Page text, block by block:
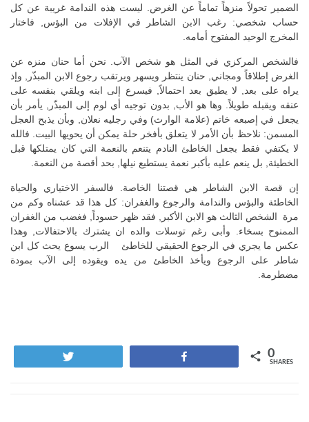
الضمير تحولاً منزهاً تماماً عن الغرض. ليست هذه الندامة غريبة عن كل
حساب شخصي: رغب الابن الشاطر في الإفلات من البؤس, فاختار
المخرج الوحيد المفتوح أمامه.
فالشخص المركزي في المثل هو شخص الآب. نحن أما حنان منزه عن
الغرض إطلاقاً ومجاني, حنان ينتظر ويسهر ويرتقب رجوع الابن المبذّر, وإذ
يراه على بعد, لا يطيق بعد احتمالاً, فيسرع إلى ابنه ويلقي بنفسه على
عنقه ويقبله طويلاً. وها هو الأب, بدون توجيه أي لوم إلى المبذّر, يأمر بأن
يجعل في إصبعه خاتم (علامة الوارث) وفي رجليه نعلان, وبأن يذبح العجل
المسمن: نلاحظ بأن الأمر لا يتعلق بأفخر حلة يمكن أن يحويها البيت. فالله
لا يكتفي فقط بجعل الخاطئ النادم يتنعم بالنعمة التي كان يمتلكها قبل
الخطيئة, بل ينعم عليه بأكبر نعمة يستطيع نيلها, بحد أقصة من النعمة.
إن قصة الابن الشاطر هي قصتنا الخاصة. فالسفر الاختياري والحياة
الخاطئة والبؤس والندامة والرجوع والغفران: كل هذا قد عشناه وكم من
مرة الشخص الثالث هو الابن الأكبر, فقد ظهر حسوداً, فغضب من الغفران
الممنوح بسخاء. وأبى رغم توسلات والده ان يشترك بالاحتفالات, وهذا
عكس ما يجري في الرجوع الحقيقي للخاطئ الرب يسوع يحث كل ابن
شاطر على الرجوع ويأخذ الخاطئ من يده ويقوده إلى الآب بمودة
مضطرمة.
0
SHARES